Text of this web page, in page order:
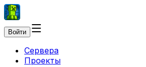
Войти
Сервера
Проекты